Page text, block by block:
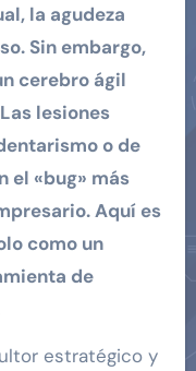
Sin embargo,
cerebro ágil
lesiones
o de
el «bug» más
Aquí es
como un
de
estratégico y